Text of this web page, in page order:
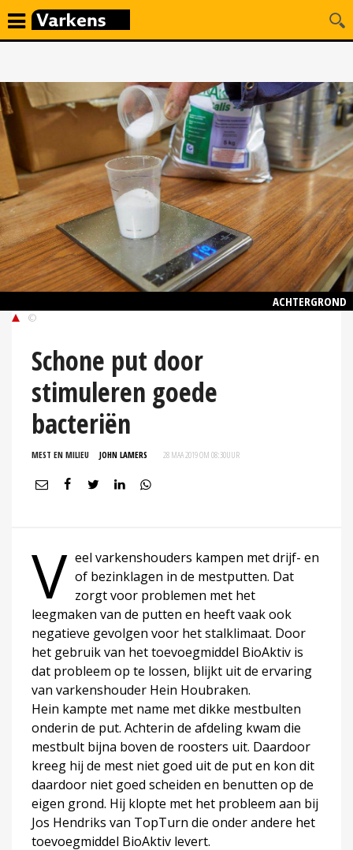
ACHTERGROND
©
Schone put door
stimuleren goede
bacteriën
MEST EN MILIEU JOHN LAMERS 28 MAA 2019 OM 08:30UUR
V eel varkenshouders kampen met drijf- en
of bezinklagen in de mestputten. Dat
zorgt voor problemen met het
leegmaken van de putten en heeft vaak ook
negatieve gevolgen voor het stalklimaat. Door
het gebruik van het toevoegmiddel BioAktiv is
dat probleem op te lossen, blijkt uit de ervaring
van varkenshouder Hein Houbraken.
Hein kampte met name met dikke mestbulten
onderin de put. Achterin de afdeling kwam die
mestbult bijna boven de roosters uit. Daardoor
kreeg hij de mest niet goed uit de put en kon dit
daardoor niet goed scheiden en benutten op de
eigen grond. Hij klopte met het probleem aan bij
Jos Hendriks van TopTurn die onder andere het
toevoegmiddel BioAktiv levert.